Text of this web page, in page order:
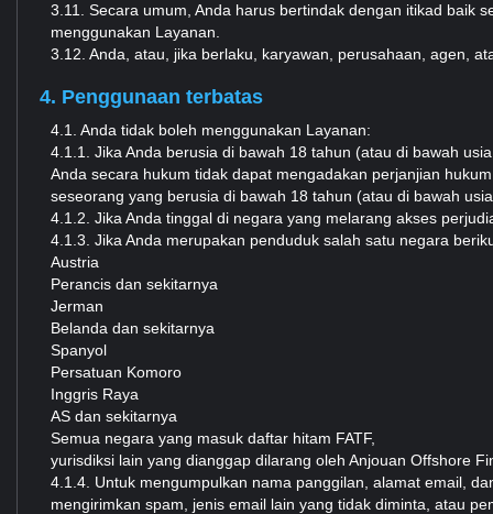
3.11. Secara umum, Anda harus bertindak dengan itikad baik
menggunakan Layanan.
3.12. Anda, atau, jika berlaku, karyawan, perusahaan, agen,
4. Penggunaan terbatas
4.1. Anda tidak boleh menggunakan Layanan:
4.1.1. Jika Anda berusia di bawah 18 tahun (atau di bawah
Anda secara hukum tidak dapat mengadakan perjanjian
seseorang yang berusia di bawah 18 tahun (atau di bawah
4.1.2. Jika Anda tinggal di negara yang melarang akses
4.1.3. Jika Anda merupakan penduduk salah satu negara
Austria
Perancis dan sekitarnya
Jerman
Belanda dan sekitarnya
Spanyol
Persatuan Komoro
Inggris Raya
AS dan sekitarnya
Semua negara yang masuk daftar hitam FATF,
yurisdiksi lain yang dianggap dilarang oleh Anjouan Offshore
4.1.4. Untuk mengumpulkan nama panggilan, alamat email,
mengirimkan spam, jenis email lain yang tidak diminta, atau